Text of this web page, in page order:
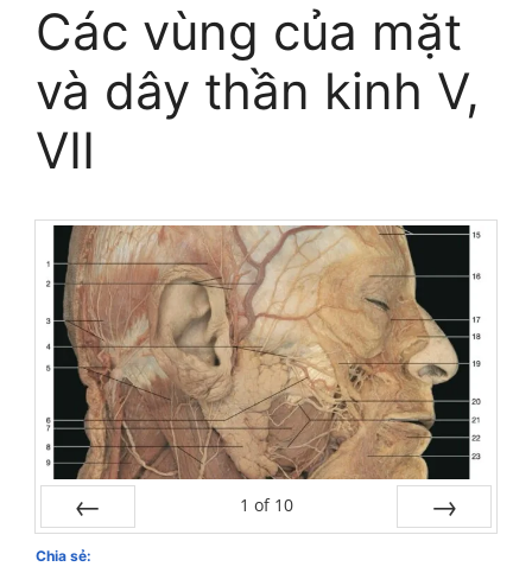
Các vùng của mặt
và dây thần kinh V,
VII
<<
1 of 10
Chia sẻ: